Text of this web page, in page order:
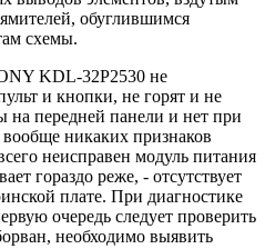
обуглившимся
схемы.
KDL-32P2530 не
и кнопки, не горят и не
на передней панели и нет при
никаких признаков
неисправен модуль питания
гораздо реже, - отсутствует
плате. При диагностике
очередь следует проверить
необходимо выявить